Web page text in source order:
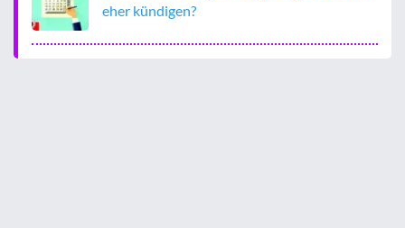
eher kündigen?